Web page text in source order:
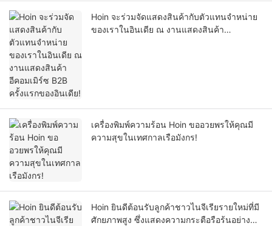
Hoin จะร่วมจัดแสดงสินค้ากับตัวแทนจำหน่าย
ของเราในอินเดีย ณ งานแสดงสินค้า
เครื่องพิมพ์ความร้อน Hoin ขออวยพรให้คุณมี
ความสุขในเทศกาลเรือมังกร!
Hoin ยินดีต้อนรับลูกค้าชาวไนจีเรียรายใหม่ที่มี
ศักยภาพสูง ซึ่งแสดงความกระตือรือร้นอย่าง